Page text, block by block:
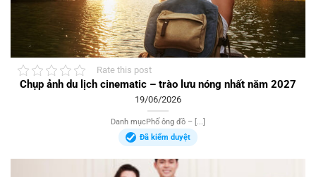
Rate this post
Chụp ảnh du lịch cinematic – trào lưu nóng nhất năm 2027
19/06/2026
Danh mụcPhố ông đồ – [...]
Đã kiểm duyệt